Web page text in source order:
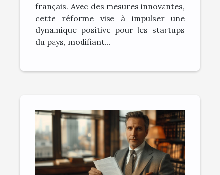
français. Avec des mesures innovantes,
cette réforme vise à impulser une
dynamique positive pour les startups
du pays, modifiant...